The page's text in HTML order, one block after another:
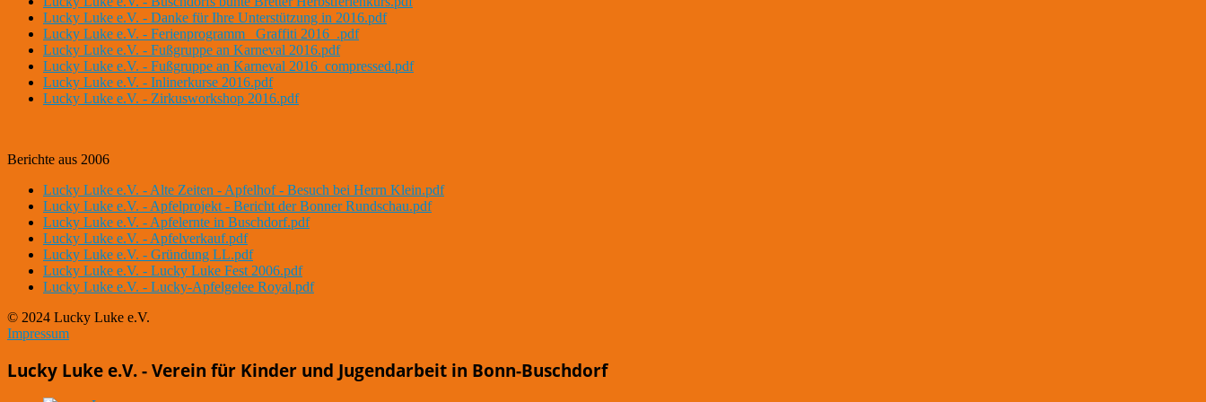
Lucky Luke e.V. - Danke für Ihre Unterstützung in 2016.pdf
Lucky Luke e.V. - Ferienprogramm _Graffiti 2016_.pdf
Lucky Luke e.V. - Fußgruppe an Karneval 2016.pdf
Lucky Luke e.V. - Fußgruppe an Karneval 2016_compressed.pdf
Lucky Luke e.V. - Inlinerkurse 2016.pdf
Lucky Luke e.V. - Zirkusworkshop 2016.pdf
Berichte aus 2006
Lucky Luke e.V. - Alte Zeiten - Apfelhof - Besuch bei Herrn Klein.pdf
Lucky Luke e.V. - Apfelprojekt - Bericht der Bonner Rundschau.pdf
Lucky Luke e.V. - Apfelernte in Buschdorf.pdf
Lucky Luke e.V. - Apfelverkauf.pdf
Lucky Luke e.V. - Gründung LL.pdf
Lucky Luke e.V. - Lucky Luke Fest 2006.pdf
Lucky Luke e.V. - Lucky-Apfelgelee Royal.pdf
© 2024 Lucky Luke e.V.
Impressum
Lucky Luke e.V. - Verein für Kinder und Jugendarbeit in Bonn-Buschdorf